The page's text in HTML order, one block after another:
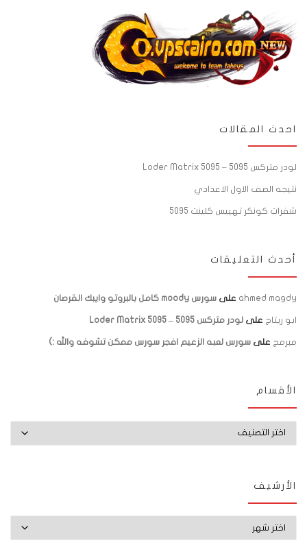
احدث المقالات
لودر متركس 5095 – Loder Matrix 5095
نتيجه الصف الاول الاعدادي
شفرات كونكر تهييس كلينت 5095
أحدث التعليقات
ahmed magdy على سورس moody كامل بالبروتو وايبك القرصان
ابو ريتاج على لودر متركس 5095 – Loder Matrix 5095
مبرمج على سورس لعبه الزعيم افجر سورس ممكن تشوفه والله :)
الأقسام
الأرشيف